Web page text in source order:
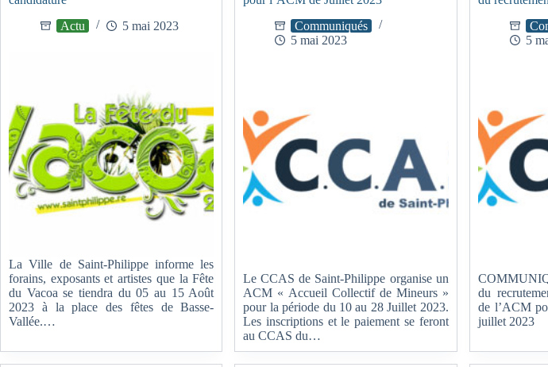
Actu
5 mai 2023
La Ville de Saint-Philippe informe les
forains, exposants et artistes que la Fête
du Vacoa se tiendra du 05 au 15 Août
2023 à la place des fêtes de Basse-
Vallée.…
Communiqués
5 mai 2023
Le CCAS de Saint-Philippe organise un
ACM « Accueil Collectif de Mineurs »
pour la période du 10 au 28 Juillet 2023.
Les inscriptions et le paiement se feront
au CCAS du…
5
du
de l’ACM
juillet 2023